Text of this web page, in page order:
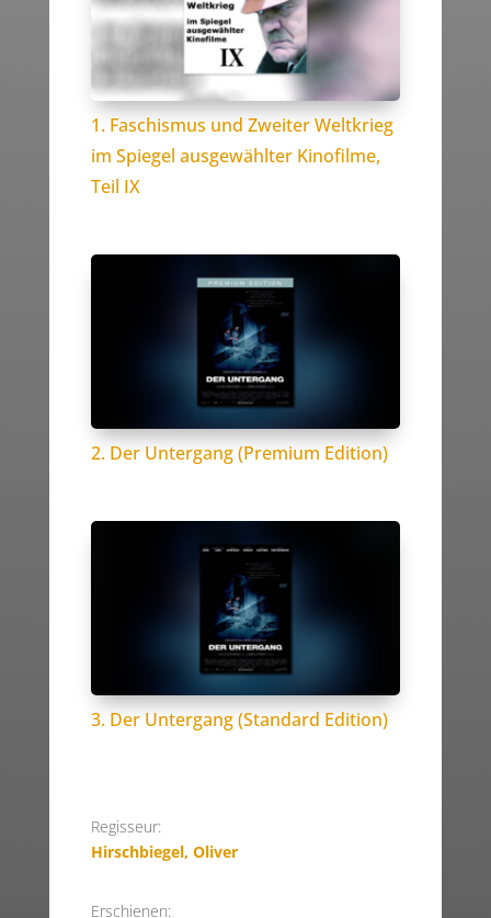
1. Faschismus und Zweiter Weltkrieg
im Spiegel ausgewählter Kinofilme,
Teil IX
2. Der Untergang (Premium Edition)
3. Der Untergang (Standard Edition)
Regisseur:
Hirschbiegel, Oliver
Erschienen: